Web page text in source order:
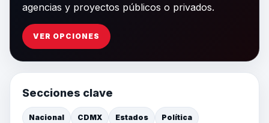
agencias y proyectos públicos o privados.
VER OPCIONES
Secciones clave
Nacional CDMX Estados Política